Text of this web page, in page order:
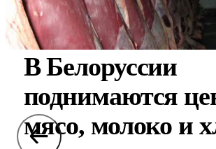
В Белоруссии
поднимаются
мясо, молоко и